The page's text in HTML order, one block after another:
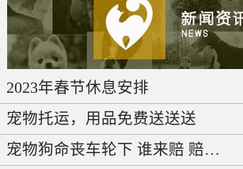
2023年春节休息安排
宠物托运，用品免费送送送
宠物狗命丧车轮下 谁来赔 赔多少